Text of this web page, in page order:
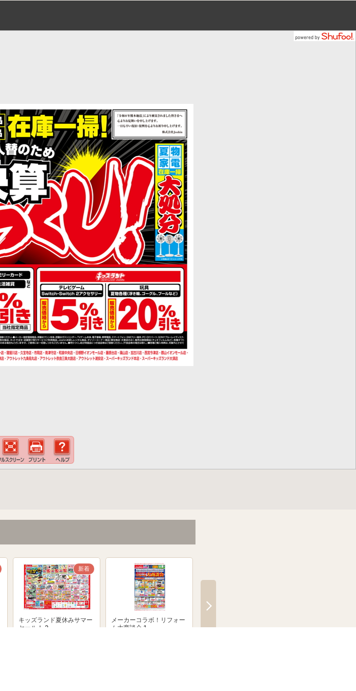
キッズランド夏休みサマー
セール！ 2
新着
メーカーコラボ！リフォー
ム大商談会 1
ム大商談会 2